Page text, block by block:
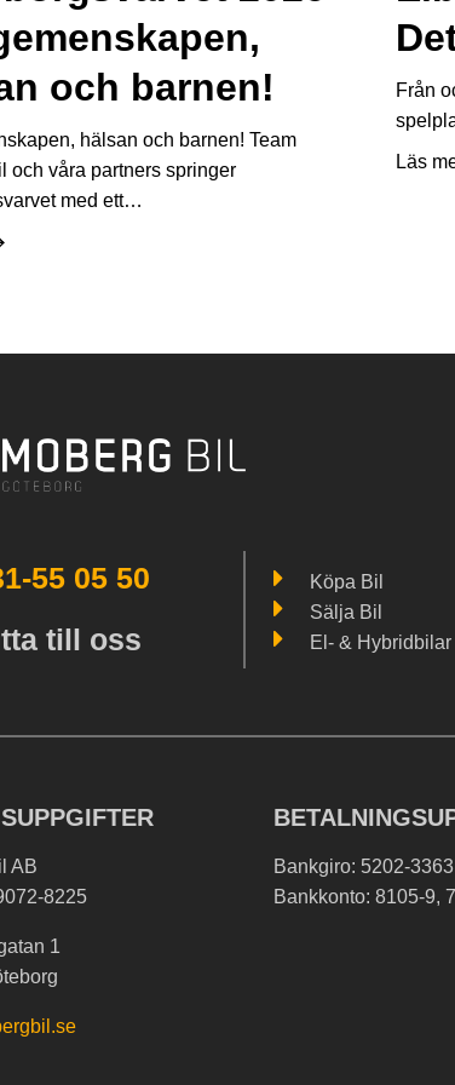
och barnen!
hälsan och barnen! Team
och våra partners springer
med ett…
–
Detta
Från
Läs
55 05 50
till oss
Köpa Bil
Sälja Bil
El- & Hybridbilar
AB
8225
1
Bankgiro: 5202-3363
Bankkonto: 8105-9,